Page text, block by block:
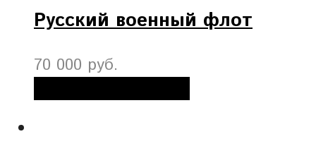
Русский военный флот
70 000 руб.